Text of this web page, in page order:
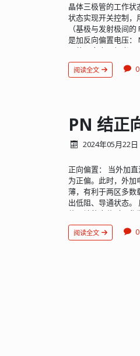
晶体三极管的工作
状态实现开关控制，
（基极与发射极间
是加反向偏置电压：
阻值无穷大，相当
（硅管 0.7V，锗
Ube≥Uon， cb> 0
Ic
显的特征：
条件下的饱和压降U
管的U es
取 0.3V，
CE 间的压降较小，
阅读全文
PN 结正
2024年05月22日
正向偏置： 当外加
为正偏。此时，外加
薄，有利于两区多数
出低阻、导通状态。
体一端的电位时，称
强了内电场，使 PN
高阻、截止状态。由
阅读全文